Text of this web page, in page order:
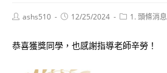
Postashs510
Post12/25/2024
Post1. 頭條消息
恭喜獲獎同學，也感謝指導老師辛勞！